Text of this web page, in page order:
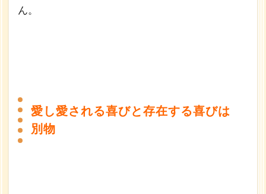
ん。
愛し愛される喜びと存在する喜びは
別物